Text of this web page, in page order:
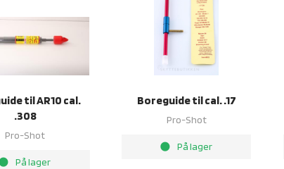
til AR10 cal.
.308
Pro-Shot
På lager
Boreguide til cal. .17
Pro-Shot
brightness_1 På lager